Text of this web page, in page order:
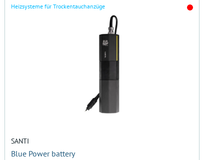
Heizsysteme für Trockentauchanzüge
SANTI
Blue Power battery